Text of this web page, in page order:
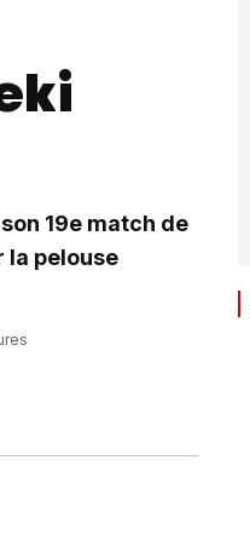
19e match de
la pelouse